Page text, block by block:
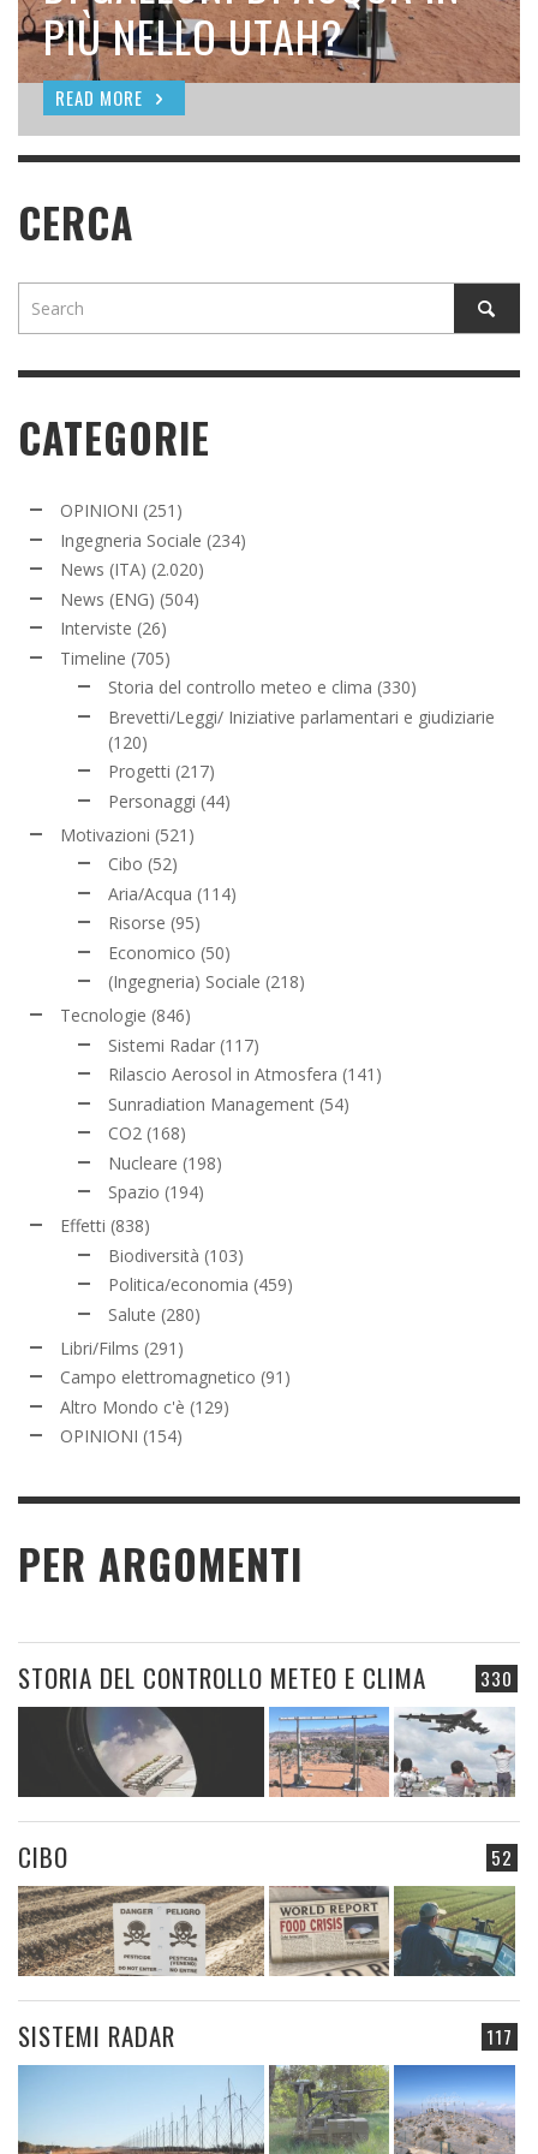
SEEDING
READ MORE
PIÙ NELLO UTAH?
READ MORE
READ MORE
CERCA
CATEGORIE
OPINIONI (251)
Ingegneria Sociale (234)
News (ITA) (2.020)
News (ENG) (504)
Interviste (26)
Timeline (705)
Storia del controllo meteo e clima (330)
Brevetti/Leggi/ Iniziative parlamentari e giudiziarie
(120)
Progetti (217)
Personaggi (44)
Motivazioni (521)
Cibo (52)
Aria/Acqua (114)
Risorse (95)
Economico (50)
(Ingegneria) Sociale (218)
Tecnologie (846)
Sistemi Radar (117)
Rilascio Aerosol in Atmosfera (141)
Sunradiation Management (54)
CO2 (168)
Nucleare (198)
Spazio (194)
Effetti (838)
Biodiversità (103)
Politica/economia (459)
Salute (280)
Libri/Films (291)
Campo elettromagnetico (91)
Altro Mondo c'è (129)
OPINIONI (154)
PER ARGOMENTI
330
STORIA DEL CONTROLLO METEO E CLIMA
52
CIBO
117
SISTEMI RADAR